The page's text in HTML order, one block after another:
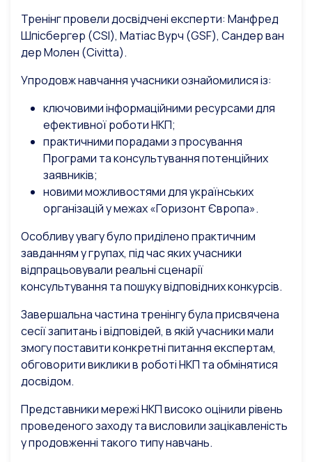
Тренінг провели досвідчені експерти: Манфред
Шпісбергер (CSI), Матіас Вурч (GSF), Сандер ван
дер Молен (Civitta).
Упродовж навчання учасники ознайомилися із:
ключовими інформаційними ресурсами для
ефективної роботи НКП;
практичними порадами з просування
Програми та консультування потенційних
заявників;
новими можливостями для українських
організацій у межах «Горизонт Європа».
Особливу увагу було приділено практичним
завданням у групах, під час яких учасники
відпрацьовували реальні сценарії
консультування та пошуку відповідних конкурсів.
Завершальна частина тренінгу була присвячена
сесії запитань і відповідей, в якій учасники мали
змогу поставити конкретні питання експертам,
обговорити виклики в роботі НКП та обмінятися
досвідом.
Представники мережі НКП високо оцінили рівень
проведеного заходу та висловили зацікавленість
у продовженні такого типу навчань.